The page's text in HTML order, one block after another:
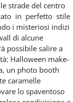
strade del centro
in perfetto stile
i misteriosi indizi
di alcune
possibile salire a
Halloween make-
un photo booth
caramelle
lo spaventoso